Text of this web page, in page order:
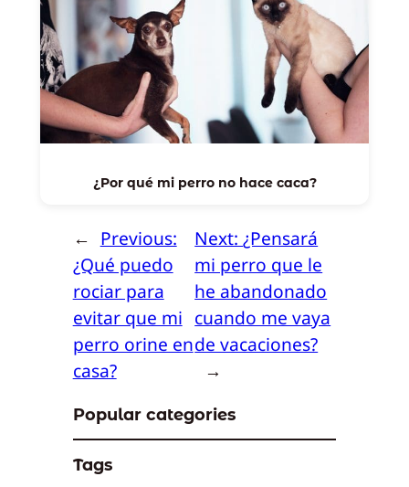
¿Por qué mi perro no hace caca?
← Previous:
¿Qué puedo
rociar para
evitar que mi
perro orine en
casa?
Next:¿Pensará
mi perro que le
he abandonado
cuando me vaya
de vacaciones?
→
Popular categories
Tags